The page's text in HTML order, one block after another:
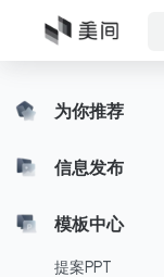
为你推荐
信息发布
模板中心
提案PPT